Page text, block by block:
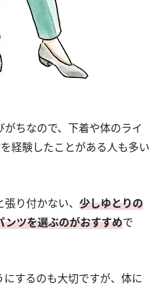
ちなので、下着や体のライ
経験したことがある人も多い
り付かない、 少しゆとりの
ンツを選ぶのがおすすめで
するのも大切ですが、体に